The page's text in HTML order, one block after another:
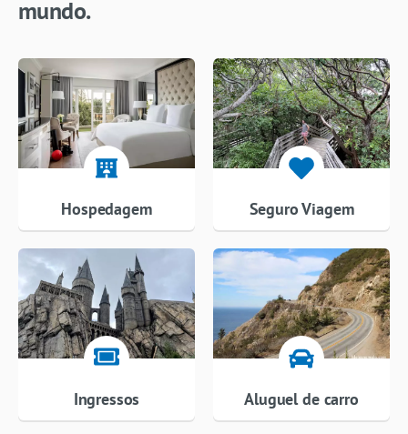
mundo.
Hospedagem Seguro Viagem
Ingressos Aluguel de carro